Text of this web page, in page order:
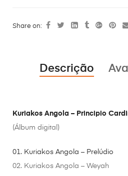
Share on:
Descrição
Kuriakos Angola – Principio
(Álbum digital)
01. Kuriakos Angola – Prelúdio
02. Kuriakos Angola – Weyah